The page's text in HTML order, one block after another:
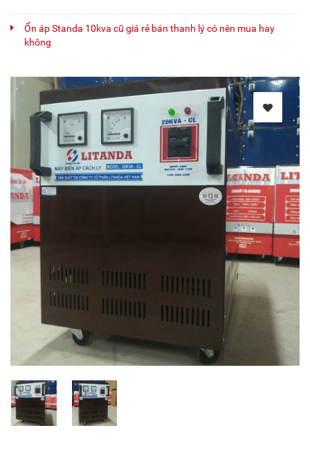
Ổn áp Standa 10kva cũ giá rẻ bán thanh lý có nên mua hay
không